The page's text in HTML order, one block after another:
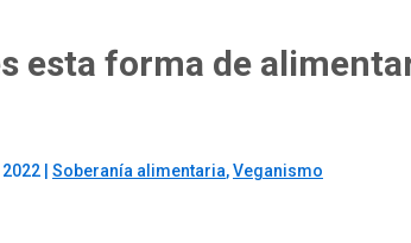
esta forma de
Soberanía alimentaria,Veganismo